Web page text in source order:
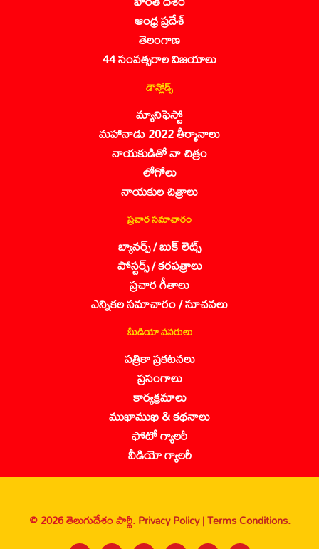
ఆంధ్ర ప్రదేశ్
తెలంగాణ
44 సంవత్సరాల విజయాలు
డౌన్లోడ్స్
మ్యానిఫెస్టో
మహానాడు 2022 తీర్మానాలు
నాయకుడితో నా చిత్రం
లోగోలు
నాయకుల చిత్రాలు
ప్రచార సమాచారం
బ్యానర్స్ / బుక్ లెట్స్
పోస్టర్స్ / కరపత్రాలు
ప్రచార గీతాలు
ఎన్నికల సమాచారం / సూచనలు
మీడియా వనరులు
పత్రికా ప్రకటనలు
ప్రసంగాలు
కార్యక్రమాలు
ముఖాముఖి & కథనాలు
ఫోటో గ్యాలరీ
వీడియో గ్యాలరీ
© 2026 తెలుగుదేశం పార్టీ.Privacy Policy |Terms Conditions.